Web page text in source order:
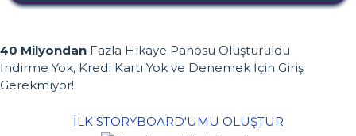
40 Milyondan Fazla Hikaye Panosu Oluşturuldu
İndirme Yok, Kredi Kartı Yok ve Denemek İçin Giriş
Gerekmiyor!
İLK STORYBOARD'UMU OLUŞTUR